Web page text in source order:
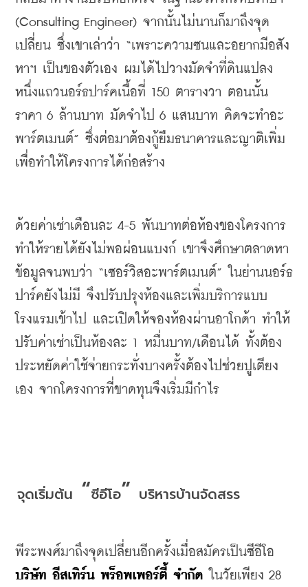
(Consulting Engineer) จากนั้นไม่นานก็มาถึงจุด
เปลี่ยน ซึ่งเขาเล่าว่า “เพราะความซนและอยากมีอสัง
หาฯ เป็นของตัวเอง
ผมได้ไปวางมัดจำที่ดินแปลง
หนึ่งแถวนอร์ธปาร์คเนื้อที่ 150 ตารางวา ตอนนั้น
ราคา 6 ล้านบาท มัดจำไป 6 แสนบาท คิดจะทำอะ
พาร์ตเมนต์” ซึ่งต่อมาต้องกู้ยืมธนาคารและญาติเพิ่ม
เพื่อทำให้โครงการได้ก่อสร้าง
ด้วยค่าเช่าเดือนละ 4-5 พันบาทต่อห้องของโครงการ
ทำให้รายได้ยังไม่พอผ่อนแบงก์ เขาจึงศึกษาตลาดหา
ข้อมูลจนพบว่า “เซอร์วิสอะพาร์ตเมนต์”
ในย่านนอร์ธ
ปาร์คยังไม่มี จึงปรับปรุงห้องและเพิ่มบริการแบบ
โรงแรมเข้าไป
และเปิดให้จองห้องผ่านอาโกด้า ทำให้
ปรับค่าเช่าเป็นห้องละ 1 หมื่นบาท/เดือนได้ ทั้งต้อง
ประหยัดค่าใช้จ่ายกระทั่งบางครั้งต้องไปช่วยปูเตียง
เอง จากโครงการที่ขาดทุนจึงเริ่มมีกำไร
จุดเริ่มต้น “ซีอีโอ” บริหารบ้านจัดสรร
พีระพงศ์มาถึงจุดเปลี่ยนอีกครั้งเมื่อสมัครเป็นซีอีโอ
บริษัท อีสเทิร์น พร็อพเพอร์ตี้ จำกัด ในวัยเพียง